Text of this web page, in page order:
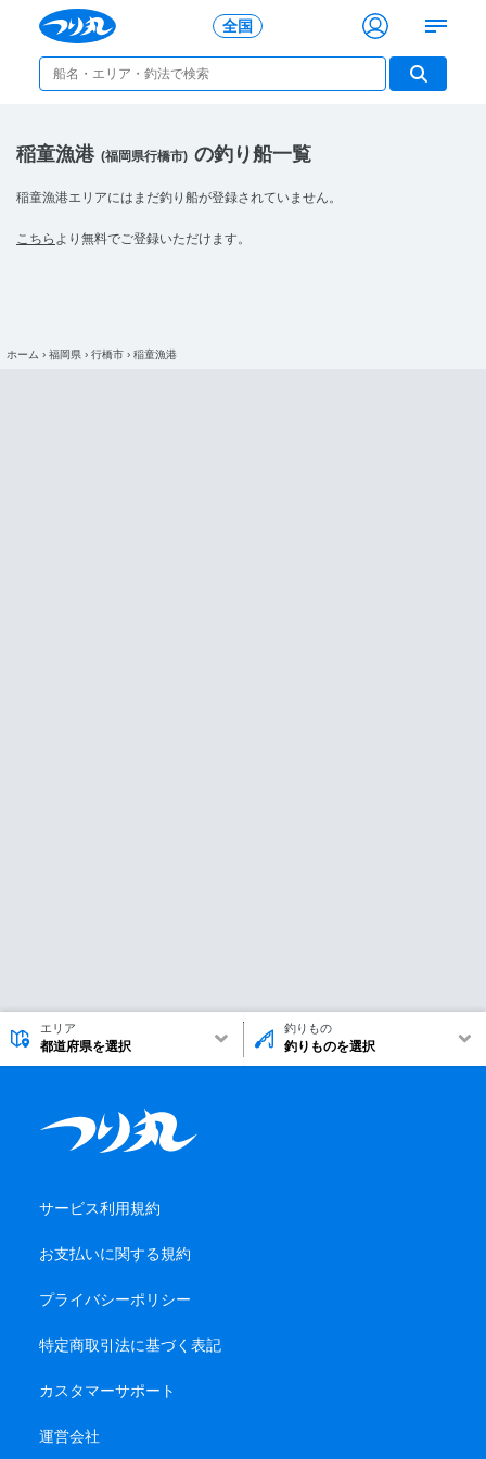
全国
稲童漁港 (福岡県行橋市) の釣り船一覧
稲童漁港エリアにはまだ釣り船が登録されていません。
こちら より無料でご登録いただけます。
ホーム › 福岡県 › 行橋市 › 稲童漁港
エリア
都道府県を選択
釣りもの
釣りものを選択
サービス利用規約
お支払いに関する規約
プライバシーポリシー
特定商取引法に基づく表記
カスタマーサポート
運営会社